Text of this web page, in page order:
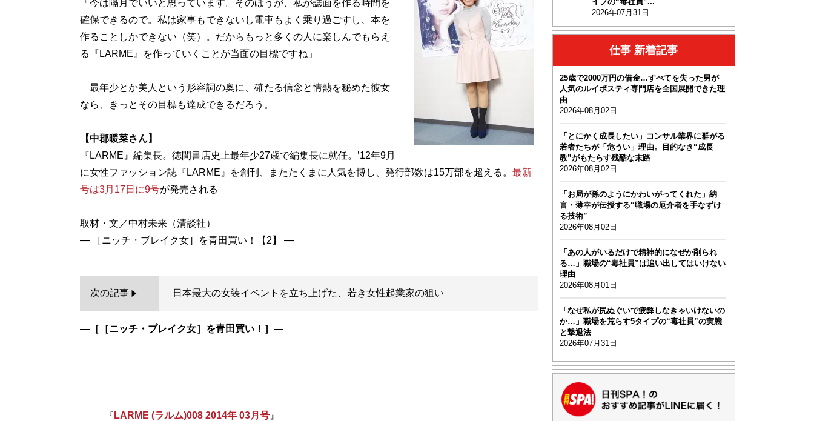
「今は隔月でいいと思っています。そのほうが、私が誌面を作る時間を
確保できるので。私は家事もできないし電車もよく乗り過ごすし、本を
作ることしかできない（笑）。だからもっと多くの人に楽しんでもらえ
る『LARME』を作っていくことが当面の目標ですね」
最年少とか美人という形容詞の奥に、確たる信念と情熱を秘めた彼女
なら、きっとその目標も達成できるだろう。
【中郡暖菜さん】
『LARME』編集長。徳間書店史上最年少27歳で編集長に就任。’12年9月
に女性ファッション誌『LARME』を創刊、またたくまに人気を博し、発行部数は15万部を超える。 最新
号は3月17日に9号が発売される
取材・文／中村未来（清談社）
― ［ニッチ・ブレイク女］を青田買い！【2】 ―
次の記事 日本最大の女装イベントを立ち上げた、若き女性起業家の狙い
―［ ［ニッチ・ブレイク女］を青田買い！ ］―
『 LARME (ラルム)008 2014年 03月号』
2026年07月31日
仕事 新着記事
25歳で2000万円の借金…すべてを失った男が
人気のルイボスティ専門店を全国展開できた理
由
2026年08月02日
「とにかく成長したい」コンサル業界に群がる
若者たちが「危うい」理由。目的なき“成長
教”がもたらす残酷な末路
2026年08月02日
「お局が孫のようにかわいがってくれた」納
言・薄幸が伝授する“職場の厄介者を手なずけ
る技術”
2026年08月02日
「あの人がいるだけで精神的になぜか削られ
る…」職場の“毒社員”は追い出してはいけない
理由
2026年08月01日
「なぜ私が尻ぬぐいで疲弊しなきゃいけないの
か…」職場を荒らす5タイプの“毒社員”の実態
と撃退法
2026年07月31日